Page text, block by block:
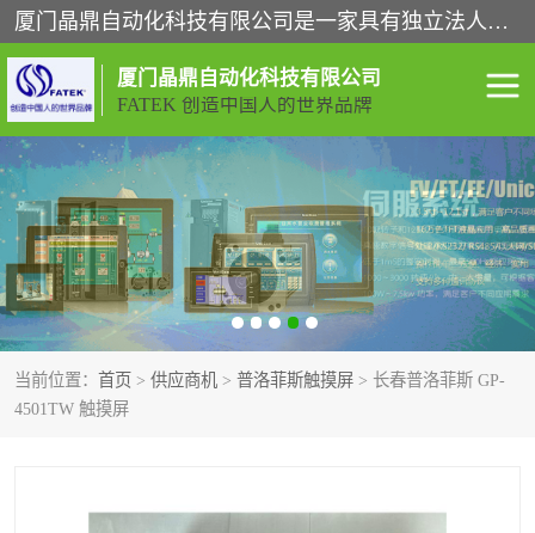
厦门晶鼎自动化科技有限公司是一家具有独立法人资格的高新技术企业；代理销售的产品有台湾威纶触摸屏，魏德米勒全系列，永宏触摸屏,威纶触摸屏,台湾威纶weinview触摸屏,台湾永宏PLC，FATEK,永宏伺服,图儿克总线，施耐德，欧姆龙，西门子，富士变频，K&N蓝系列， BUSSMANN，松下变频器，丹佛斯变频器等。
厦门晶鼎自动化科技有限公司
FATEK 创造中国人的世界品牌
当前位置： 首页 > 供应商机 > 普洛菲斯触摸屏 > 长春普洛菲斯 GP-
4501TW 触摸屏
闽台永宏PLC WEINVIEW闽台威纶触摸
屏
正弦变频器正弦伺服 魏德米勒接线端子
ABB电流开关 魏德米勒电源
丹佛斯变频器 MOXA通讯模块